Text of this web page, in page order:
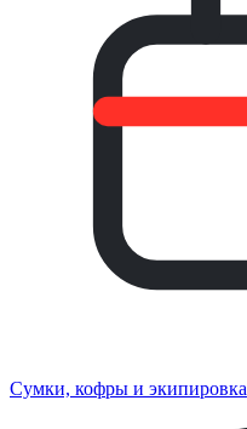
Сумки, кофры и экипировка